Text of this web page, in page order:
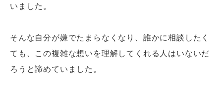
いました。
そんな自分が嫌でたまらなくなり、誰かに相談したく
ても、この複雑な想いを理解してくれる人はいないだ
ろうと諦めていました。